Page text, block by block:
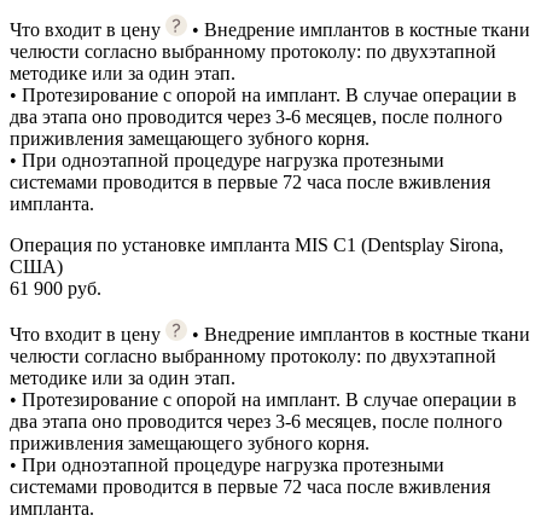
Что входит в цену
• Внедрение имплантов в костные ткани
челюсти согласно выбранному протоколу: по двухэтапной
методике или за один этап.
• Протезирование с опорой на имплант. В случае операции в
два этапа оно проводится через 3-6 месяцев, после полного
приживления замещающего зубного корня.
• При одноэтапной процедуре нагрузка протезными
системами проводится в первые 72 часа после вживления
импланта.
Операция по установке импланта MIS C1 (Dentsplay Sirona,
США)
61 900 руб.
Что входит в цену
• Внедрение имплантов в костные ткани
челюсти согласно выбранному протоколу: по двухэтапной
методике или за один этап.
• Протезирование с опорой на имплант. В случае операции в
два этапа оно проводится через 3-6 месяцев, после полного
приживления замещающего зубного корня.
• При одноэтапной процедуре нагрузка протезными
системами проводится в первые 72 часа после вживления
импланта.